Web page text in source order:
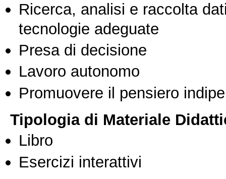
Ricerca, analisi e raccolta
tecnologie adeguate
Presa di decisione
Lavoro autonomo
Promuovere il pensiero
Tipologia di Materiale
Libro
Esercizi interattivi